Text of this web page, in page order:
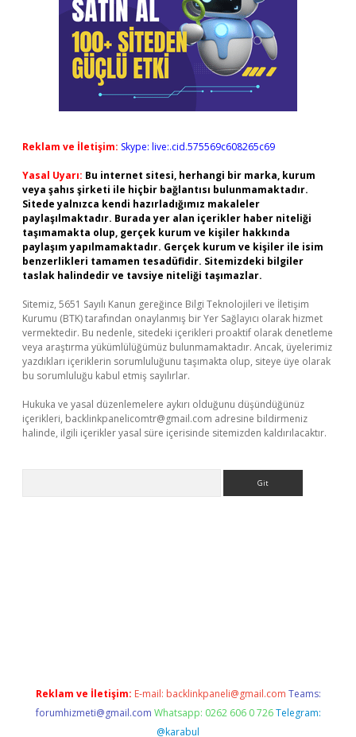
Reklam ve İletişim: Skype: live:.cid.575569c608265c69
Yasal Uyarı: Bu internet sitesi, herhangi bir marka, kurum
veya şahıs şirketi ile hiçbir bağlantısı bulunmamaktadır.
Sitede yalnızca kendi hazırladığımız makaleler
paylaşılmaktadır. Burada yer alan içerikler haber niteliği
taşımamakta olup, gerçek kurum ve kişiler hakkında
paylaşım yapılmamaktadır. Gerçek kurum ve kişiler ile isim
benzerlikleri tamamen tesadüfidir. Sitemizdeki bilgiler
taslak halindedir ve tavsiye niteliği taşımazlar.
Sitemiz, 5651 Sayılı Kanun gereğince Bilgi Teknolojileri ve İletişim
Kurumu (BTK) tarafından onaylanmış bir Yer Sağlayıcı olarak hizmet
vermektedir. Bu nedenle, sitedeki içerikleri proaktif olarak denetleme
veya araştırma yükümlülüğümüz bulunmamaktadır. Ancak, üyelerimiz
yazdıkları içeriklerin sorumluluğunu taşımakta olup, siteye üye olarak
bu sorumluluğu kabul etmiş sayılırlar.
Hukuka ve yasal düzenlemelere aykırı olduğunu düşündüğünüz
içerikleri, backlinkpanelicomtr@gmail.com adresine bildirmeniz
halinde, ilgili içerikler yasal süre içerisinde sitemizden kaldırılacaktır.
Reklam ve İletişim: E-mail: backlinkpaneli@gmail.com Teams:
forumhizmeti@gmail.com Whatsapp: 0262 606 0 726 Telegram:
@karabul